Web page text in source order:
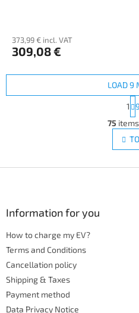
373,99 € incl. VAT
309,08 €
L
i
s
t
LOAD 9
P
a
g
i
n
a
i
1
9
75
Information for you
How to charge my EV?
Terms and Conditions
Cancellation policy
Shipping & Taxes
Payment method
Data Privacy Notice